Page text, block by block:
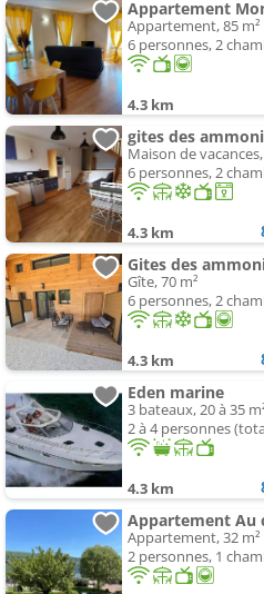
Appartement, 85 m²
6 personnes, 2
4.3 km
gites des
Maison de
6 personnes, 2
4.3 km
Gites des
Gîte, 70 m²
6 personnes, 2
4.3 km
Eden marine
3 bateaux, 20 à 35
2 à 4 personnes
4.3 km
Appartement Au
Appartement, 32 m²
2 personnes, 1